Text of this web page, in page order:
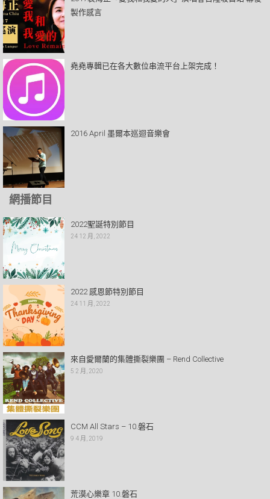
製作感言
堯堯專輯已在各大數位串流平台上架完成！
2016 April 墨爾本巡迴音樂會
網播節目
2022聖誕特別節目
24 12 月, 2022
2022 感恩節特別節目
24 11 月, 2022
來自愛爾蘭的集體撕裂樂團 – Rend Collective
5 2 月, 2020
CCM All Stars – 10.磐石
9 4 月, 2019
荒漠心樂章 10.磐石